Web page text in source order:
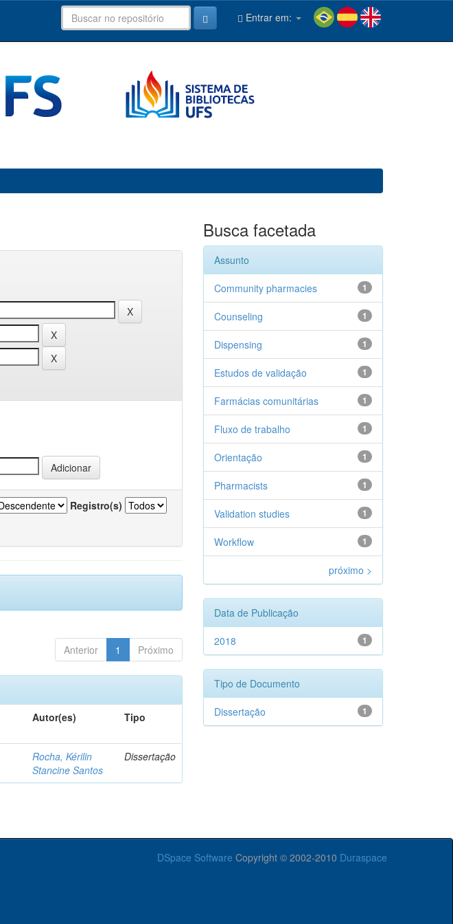
Entrar em:
Registro(s)
Anterior 1 Próximo
Autor(es) Tipo
Rocha, Kérilin
Stancine Santos
Dissertação
Busca facetada
Assunto
1
Community pharmacies
1
Counseling
1
Dispensing
1
Estudos de validação
1
Farmácias comunitárias
1
Fluxo de trabalho
1
Orientação
1
Pharmacists
1
Validation studies
1
Workflow
próximo >
Data de Publicação
1
2018
Tipo de Documento
1
Dissertação
DSpace Software Copyright © 2002-2010 Duraspace